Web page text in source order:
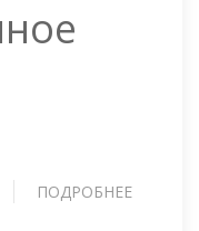
ПОДРОБНЕЕ